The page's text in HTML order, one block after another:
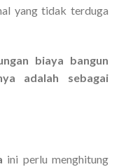
yang tidak terduga
biaya bangun
adalah sebagai
ini perlu menghitung